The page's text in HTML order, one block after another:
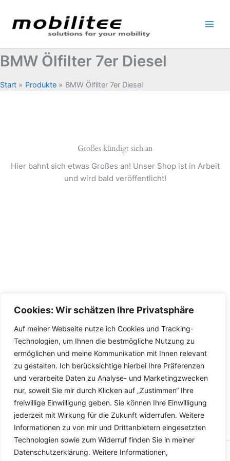
Cookies: Wir schätzen Ihre Privatsphäre
Auf meiner Webseite nutze ich Cookies und Tracking-
Technologien, um Ihnen die bestmögliche Nutzung zu
ermöglichen und meine Kommunikation mit Ihnen relevant
zu gestalten. Ich berücksichtige hierbei Ihre Präferenzen
und verarbeite Daten zu Analyse- und Marketingzwecken
nur, soweit Sie mir durch Klicken auf „Zustimmen“ Ihre
freiwillige Einwilligung geben. Sie können Ihre Einwilligung
jederzeit mit Wirkung für die Zukunft widerrufen. Weitere
Informationen zu von mir und Drittanbietern eingesetzten
Technologien sowie zum Widerruf finden Sie in meiner
Datenschutzerklärung. Weitere Informationen,
Inhalt
springen
BMW Ölfilter 7er Diesel
Start Produkte BMW Ölfilter 7er Diesel
Großes kündigt sich an
Hier bahnt sich etwas Großes an! Unser Shop ist in Arbeit
und wird bald veröffentlicht!
Copyright © 2026 Versandhandel für Fahrzeugteile, Ersatzteile